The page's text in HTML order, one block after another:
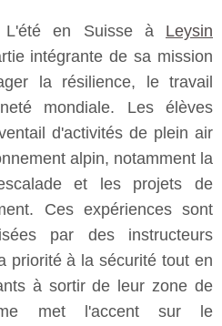
L'été en Suisse à Leysin
intégrante de sa mission
la résilience, le travail
mondiale. Les élèves
d'activités de plein air
alpin, notamment la
et les projets de
Ces expériences sont
par des instructeurs
priorité à la sécurité tout en
à sortir de leur zone de
met l'accent sur le